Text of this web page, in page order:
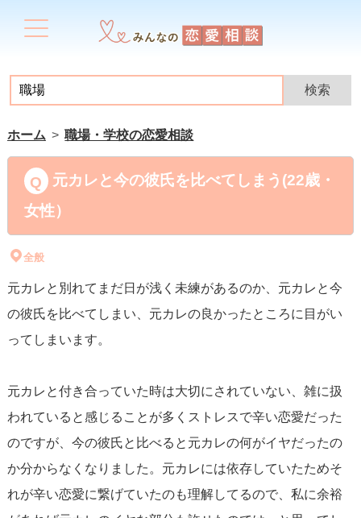
ホーム 職場・学校の恋愛相談
元カレと今の彼氏を比べてしまう(22歳・
女性）
全般
元カレと別れてまだ日が浅く未練があるのか、元カレと今
の彼氏を比べてしまい、元カレの良かったところに目がい
ってしまいます。
元カレと付き合っていた時は大切にされていない、雑に扱
われていると感じることが多くストレスで辛い恋愛だった
のですが、今の彼氏と比べると元カレの何がイヤだったの
か分からなくなりました。元カレには依存していたためそ
れが辛い恋愛に繋げていたのも理解してるので、私に余裕